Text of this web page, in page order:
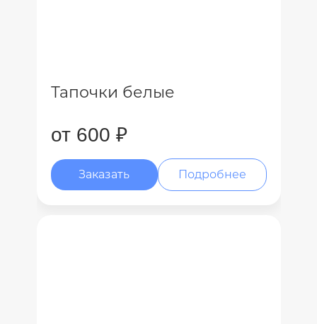
Тапочки белые
от 600 ₽
Заказать Подробнее